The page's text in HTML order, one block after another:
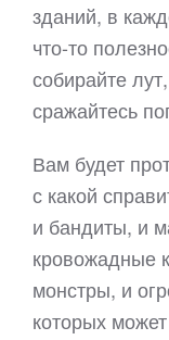
зданий, в
что-то
собирайте
сражайтесь
Вам будет
с какой
и бандиты, и
кровожадные
монстры, и
которых